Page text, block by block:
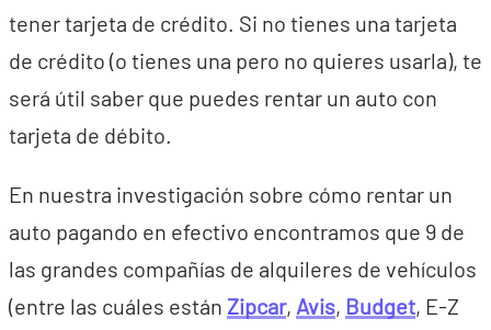
tener tarjeta de crédito. Si no tienes una tarjeta
de crédito (o tienes una pero no quieres usarla), te
será útil saber que puedes rentar un auto con
tarjeta de débito.
En nuestra investigación sobre cómo rentar un
auto pagando en efectivo encontramos que 9 de
las grandes compañías de alquileres de vehículos
(entre las cuáles están Zipcar, Avis, Budget, E-Z